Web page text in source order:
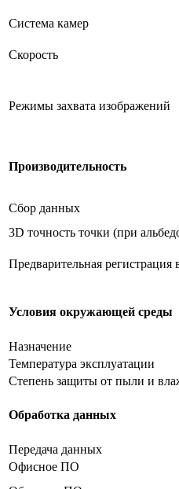
Система камер
Скорость
Режимы захвата изображений
Производительность
Сбор данных
3D точность точки (при
Предварительная регистрация
Условия окружающей среды
Назначение
Температура эксплуатации
Степень защиты от пыли и
Обработка данных
Передача данных
Офисное ПО